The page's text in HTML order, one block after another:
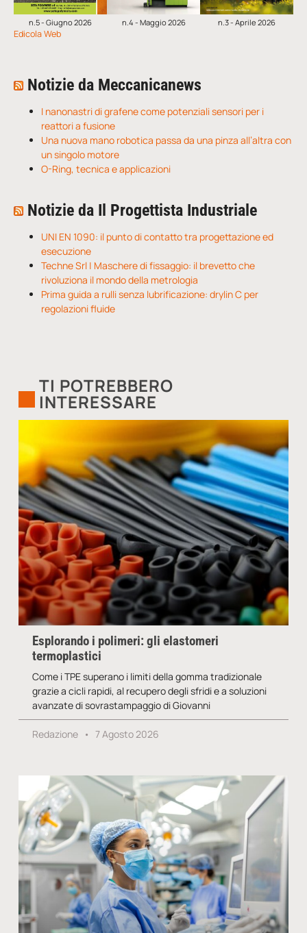
n.5 - Giugno 2026 n.4 - Maggio 2026 n.3 - Aprile 2026
Edicola Web
Notizie da Meccanicanews
I nanonastri di grafene come potenziali sensori per i
reattori a fusione
Una nuova mano robotica passa da una pinza all’altra con
un singolo motore
O-Ring, tecnica e applicazioni
Notizie da Il Progettista Industriale
UNI EN 1090: il punto di contatto tra progettazione ed
esecuzione
Techne Srl | Maschere di fissaggio: il brevetto che
rivoluziona il mondo della metrologia
Prima guida a rulli senza lubrificazione: drylin C per
regolazioni fluide
TI POTREBBERO
INTERESSARE
Esplorando i polimeri: gli elastomeri
termoplastici
Come i TPE superano i limiti della gomma tradizionale
grazie a cicli rapidi, al recupero degli sfridi e a soluzioni
avanzate di sovrastampaggio di Giovanni
Redazione 7 Agosto 2026